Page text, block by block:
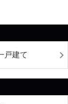
戸建て